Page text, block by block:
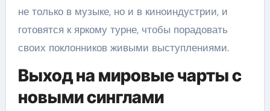
не только в музыке, но и в киноиндустрии, и
готовятся к яркому турне, чтобы порадовать
своих поклонников живыми выступлениями.
Выход на мировые чарты с
новыми синглами